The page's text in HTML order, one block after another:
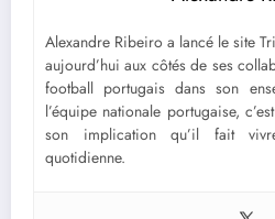
Alexandre Ribeiro a lancé le site
aujourd’hui aux côtés de ses
football portugais dans son
l’équipe nationale portugaise,
son implication qu’il fait
quotidienne.